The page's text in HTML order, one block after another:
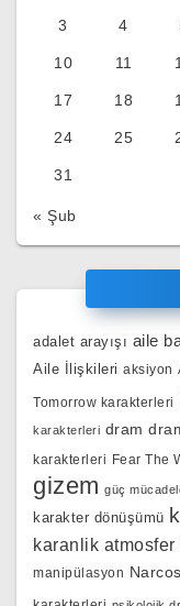
3 4
10 11
17 18
24 25
31
« Şub
adalet arayışı aile
Aile İlişkileri aksiyon
Tomorrow karakterleri
karakterleri dram
karakterleri Fear The
gizem güç
karakter dönüşümü
karanlik atmosfer
manipülasyon